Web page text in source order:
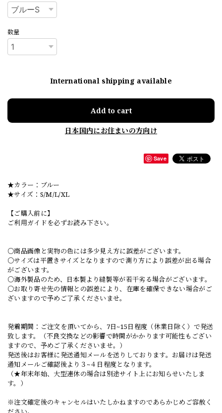
数量
International shipping available
Add to cart
日本国内にお住まいの方向け
Save
★カラー：ブルー
★サイズ：S/M/L/XL
【ご購入前に】
ご利用ガイドを必ずお読み下さい。
○商品画像と実物の色には多少見え方に誤差がございます。
○サイズは平置きサイズとなりますので測り方により誤差が出る場合
がございます。
○海外製品のため、日本製より縫製等が若干劣る場合がございます。
○お取り寄せ先の情報との誤差により、在庫を確保できない場合がご
ざいますので予めご了承くださいませ。
発着期間：ご注文を頂いてから、7日~15日程度（休業日除く）で発送
致します。（不良交換などの影響で時間がかかります可能性もござい
ますので、予めご了承くださいませ。）
発送後はお客様に発送通知メールを送りしております。お届けは発送
通知メールご確認後より３~４日程度となります。
（★年末年始、大型連休の場合は別途サイト上にお知らせいたしま
す。）
※注文確定後のキャンセルはいたしかねますのであらかじめご容赦く